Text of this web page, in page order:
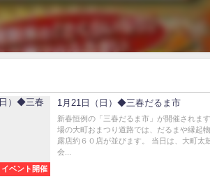
イベント開催
1月21日（日）◆三春だるま市
新春恒例の「三春だるま市」が開催されま
場の大町おまつり道路では、だるまや縁起
露店約６０店が並びます。 当日は、大町太
会...